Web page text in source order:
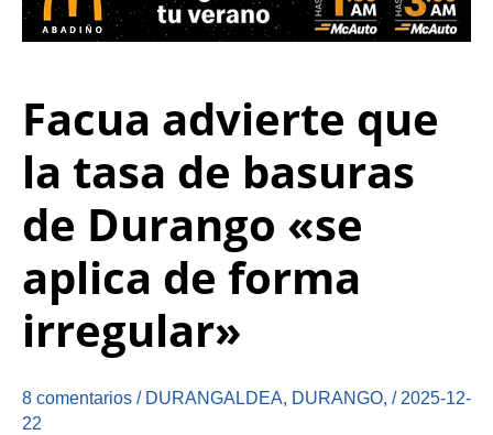
Facua advierte que
la tasa de basuras
de Durango «se
aplica de forma
irregular»
8 comentarios / DURANGALDEA, DURANGO, / 2025-12-
22